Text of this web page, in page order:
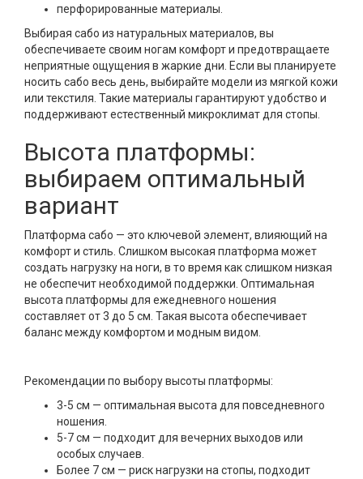
перфорированные материалы.
Выбирая сабо из натуральных материалов, вы
обеспечиваете своим ногам комфорт и предотвращаете
неприятные ощущения в жаркие дни. Если вы планируете
носить сабо весь день, выбирайте модели из мягкой кожи
или текстиля. Такие материалы гарантируют удобство и
поддерживают естественный микроклимат для стопы.
Высота платформы:
выбираем оптимальный
вариант
Платформа сабо — это ключевой элемент, влияющий на
комфорт и стиль. Слишком высокая платформа может
создать нагрузку на ноги, в то время как слишком низкая
не обеспечит необходимой поддержки. Оптимальная
высота платформы для ежедневного ношения
составляет от 3 до 5 см. Такая высота обеспечивает
баланс между комфортом и модным видом.
Рекомендации по выбору высоты платформы:
3-5 см — оптимальная высота для повседневного
ношения.
5-7 см — подходит для вечерних выходов или
особых случаев.
Более 7 см — риск нагрузки на стопы, подходит